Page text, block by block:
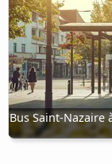
Bus Saint-Nazaire